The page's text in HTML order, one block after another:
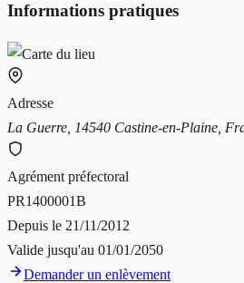
Informations pratiques
Adresse
La Guerre, 14540 Castine-en-Plaine,
Agrément préfectoral
PR1400001B
Depuis le 21/11/2012
Valide jusqu'au 01/01/2050
Demander un enlèvement